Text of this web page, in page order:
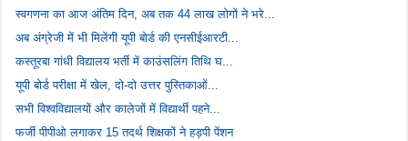
स्वगणना का आज अंतिम दिन, अब तक 44 लाख लोगों ने भरे...
अब अंग्रेजी में भी मिलेंगी यूपी बोर्ड की एनसीईआरटी...
कस्तूरबा गांधी विद्यालय भर्ती में काउंसलिंग तिथि घ...
यूपी बोर्ड परीक्षा में खेल, दो-दो उत्तर पुस्तिकाओं...
सभी विश्वविद्यालयों और कालेजों में विद्यार्थी पहने...
फर्जी पीपीओ लगाकर 15 तदर्थ शिक्षकों ने हड़पी पेंशन